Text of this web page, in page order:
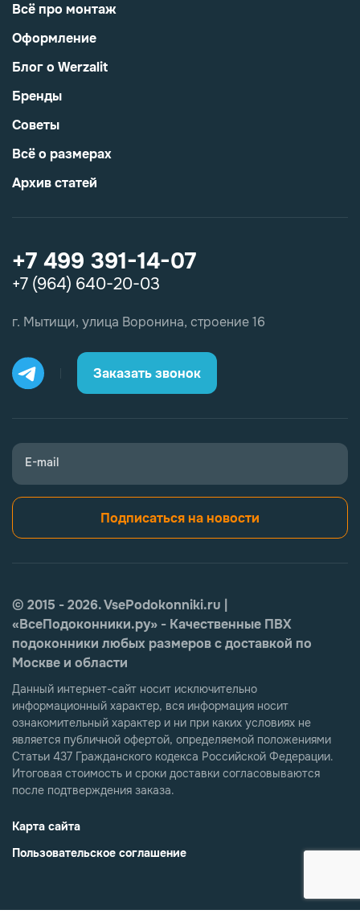
+7 499 391-14-07
+7 (964) 640-20-03
г. Мытищи, улица Воронина, строение 16
Заказать звонок
Всё про монтаж
Оформление
Блог о Werzalit
Бренды
Советы
Всё о размерах
Архив статей
E-mail
Подписаться на новости
© 2015 - 2026. VsePodokonniki.ru |
«ВсеПодоконники.ру» - Качественные ПВХ
подоконники любых размеров с доставкой по
Москве и области
Данный интернет-сайт носит исключительно
информационный характер, вся информация носит
ознакомительный характер и ни при каких условиях не
является публичной офертой, определяемой положениями
Статьи 437 Гражданского кодекса Российской Федерации.
Итоговая стоимость и сроки доставки согласовываются
после подтверждения заказа.
Карта сайта
Пользовательское соглашение